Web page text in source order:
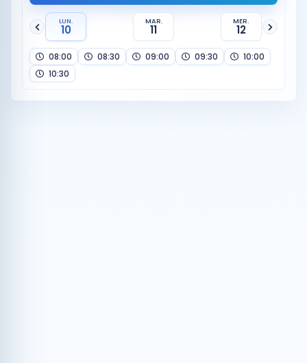
LUN.
10
MAR.
11
MER.
12
08:00 08:30 09:00 09:30
10:00
10:30